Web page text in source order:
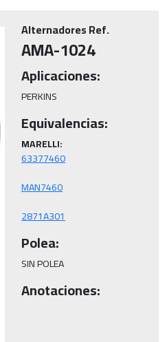
Alternadores Ref.
AMA-1024
Aplicaciones:
PERKINS
Equivalencias:
MARELLI:
2871A301
Polea:
SIN POLEA
Anotaciones: